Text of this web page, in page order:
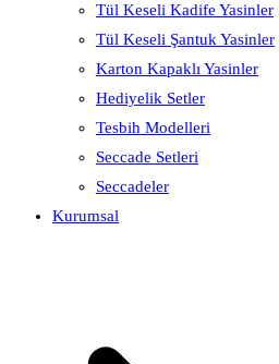
Tül Keseli Kadife Yasinler
Tül Keseli Şantuk Yasinler
Karton Kapaklı Yasinler
Hediyelik Setler
Tesbih Modelleri
Seccade Setleri
Seccadeler
Kurumsal